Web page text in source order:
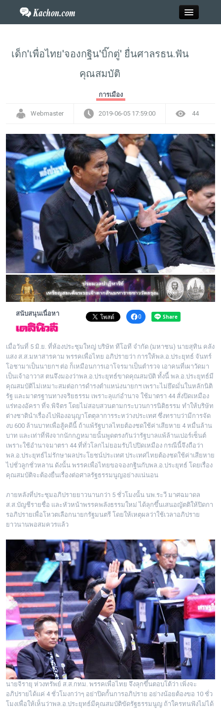
วาไรตี้
ไลฟ์สไตล์
สังคมออนไลน์
พระดอทกะฉ่อน
กะฉ่อนช้อปปิ้ง
ติดต่อ
เด็ก'เพื่อไทย'จองกฐิน'บิ๊กตู่' ยื่นศาลรธน.ฟัน
คุณสมบัติ
การเมือง
Webmaster 2019-06-05 17:59:00 44
สนับสนุนเนื่อหา 0
เมื่อวันที่ 5 มิ.ย. ที่ห้องประชุมใหญ่ บริษัท ทีโอที จำกัด (มหาชน) นายสุทิน คลัง
แสง ส.ส.มหาสารคาม พรรคเพื่อไทย อภิปรายว่า การให้พล.อ.ประยุทธ์ จันทร์
โอชามาเป็นนายกฯ ต่อ ก็เหมือนการเอาโจรมาเป็นตำรวจ เอาคนที่เผาวัดมา
เป็นเจ้าอาวาส ตนจึงมองว่าพล.อ.ประยุทธ์ขาดคุณสมบัติ ทั้งนี้ พล.อ.ประยุทธ์มี
คุณสมบัติไม่เหมาะสมต่อการดำรงตำแหน่งนายกฯ เพราะไม่ยึดมั่นในหลักนิติ
รัฐ และมาตรฐานทางจริยธรรม เพราะลุแก่อำนาจ ใช้มาตรา 44 สั่งปิดเหมือง
แร่ทองอัครา ที่จ.พิจิตร โดยไม่สอบสวนตามกระบวนการนิติธรรม ทำให้บริษัท
ต่างชาตินำเรื่องไปฟ้องอนุญาโตตุลาการระหว่างประเทศ ซึ่งทราบว่ามีการจัด
งบ 600 ล้านบาทเพื่อสู้คดีนี้ ถ้าแพ้รัฐบาลไทยต้องชดใช้ค่าเสียหาย 4 หมื่นล้าน
บาท และเท่าที่ฟังจากนักกฎหมายนั้นพูดตรงกันว่ารัฐบาลแพ้ล้านเปอร์เซ็นต์
เพราะใช้อำนาจมาตรา 44 ที่ทั่วโลกไม่ยอมรับไปปิดเหมือง กรณีนี้จึงถือว่า
พล.อ.ประยุทธ์ไม่รักษาผลประโยชน์ประเทศ ประเทศไทยต้องชดใช้ค่าเสียหาย
ไปชั่วลูกชั่วหลาน ดังนั้น พรรคเพื่อไทยขอจองกฐินกับพล.อ.ประยุทธ์ โดยเรื่อง
คุณสมบัติจะต้องยื่นเรื่องต่อศาลรัฐธรรมนูญอย่างแน่นอน
ภายหลังที่ประชุมอภิปรายยาวนานกว่า 5 ชั่วโมงนั้น นพ.ระวี มาศฉมาดล
ส.ส.บัญชีรายชื่อ และหัวหน้าพรรคพลังธรรมใหม่ ได้ลุกขึ้นเสนอญัตติให้ปิดกา
รอภิปรายเพื่อโหวตเลือกนายกรัฐมนตรี โดยให้เหตุผลว่าใช้เวลาอภิปราย
ยาวนานพอสมควรแล้ว
นายจิรายุ ห่วงทรัพย์ ส.ส.กทม. พรรคเพื่อไทย จึงลุกขึ้นตอบโต้ว่า เพิ่งจะ
อภิปรายได้แค่ 4 ชั่วโมงกว่าๆ อย่าปิดกั้นการอภิปราย อย่างน้อยต้องขอ 10 ชั่ว
โมงเพื่อให้เห็นว่าพล.อ.ประยุทธ์มีคุณสมบัติขัดรัฐธรรมนูญ ถ้าใครทนฟังไม่ได้